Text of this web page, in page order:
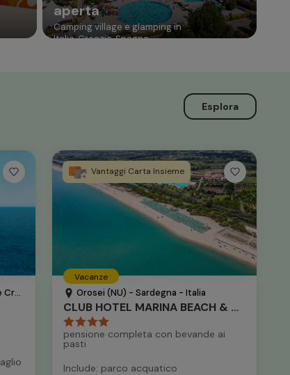
aperta
Camping village e glamping in
Italia, Croazia, Spagna
Esplora
Vantaggi Carta Insieme
Vacanze
Orosei (NU) - Sardegna - Italia
CLUB HOTEL MARINA BEACH & MARINA GARDEN
pensione completa con bevande ai
pasti
Include: parco acquatico